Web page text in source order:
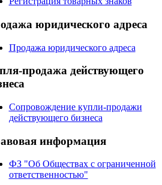
юридического адреса
Продажа юридического адреса
продажадействующего
Сопровождение купли-продажи
действующего бизнеса
информация
ФЗ "Об Обществах с ограниченной
ответственностью"